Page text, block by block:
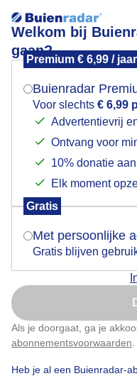
Welkom bij
gaan?
Premium € 6,99 / jaar
Buienradar
Voor slechts € 6,99
Advertentievrij
Ontvang voor
10% donatie
Elk moment
Gratis
Met persoonlijke
Gratis blijven
Als je doorgaat, ga je
abonnementsvoorwaarden
Heb je al een Buienradar-
Zomer!
Door: Nely V Frankenhuijzen
Mogen we je
Indien je hier nog
verschijnt er zo
Is
Nu
Klik hier